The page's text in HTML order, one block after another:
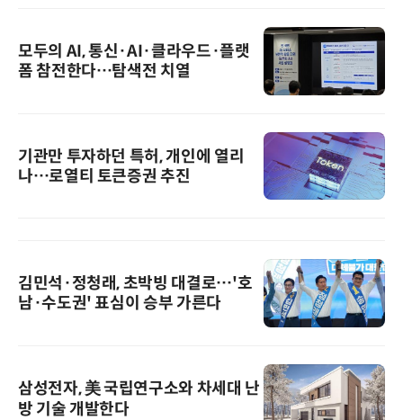
모두의 AI, 통신·AI·클라우드·플랫
폼 참전한다…탐색전 치열
기관만 투자하던 특허, 개인에 열리
나…로열티 토큰증권 추진
김민석·정청래, 초박빙 대결로…'호
남·수도권' 표심이 승부 가른다
삼성전자, 美 국립연구소와 차세대 난
방 기술 개발한다